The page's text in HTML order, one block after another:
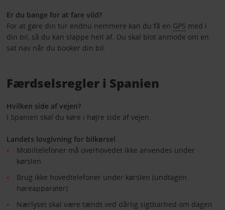
Er du bange for at fare vild?
For at gøre din tur endnu nemmere kan du få en GPS med i
din bil, så du kan slappe helt af. Du skal blot anmode om en
sat nav når du booker din bil.
Færdselsregler i Spanien
Hvilken side af vejen?
I Spanien skal du køre i højre side af vejen.
Landets lovgivning for bilkørsel
Mobiltelefoner må overhovedet ikke anvendes under
kørslen
Brug ikke hovedtelefoner under kørslen (undtagen
høreapparater)
Nærlyset skal være tændt ved dårlig sigtbarhed om dagen